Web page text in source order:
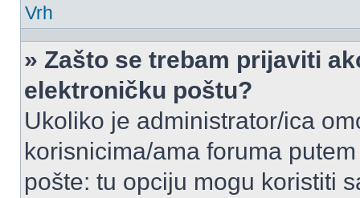
Vrh
» Zašto se trebam prijaviti
elektroničku poštu?
Ukoliko je administrator/ica
korisnicima/ama foruma
pošte: tu opciju mogu koristiti